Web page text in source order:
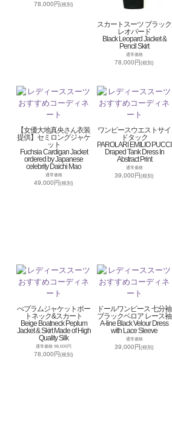
78,000円(税別)
スカートスーツ ブラック
レオパード
Black Leopard Jacket &
Pencil Skirt
通常価格
78,000円(税別)
【女優大地真央さん衣装
提供】セミロングジャケ
ット
Fuchsia Cardigan Jacket
ordered by Japanese
celebrity Daichi Mao
通常価格
49,000円(税別)
ワンピースウエストサイ
ドタック
PAROLARI EMILIO PUCCI
Draped Tank Dress In
Abstract Print
通常価格
39,000円(税別)
ぺプラムジャケットボー
トネック&スカート
Beige Boatneck Peplum
Jacket & Skirt Made of High
Quality Silk
通常価格 98,000円
78,000円(税別)
ドールワンピース 七分袖
ブラックベロア レース袖
A-line Black Velour Dress
with Lace Sleeve
通常価格
39,000円(税別)